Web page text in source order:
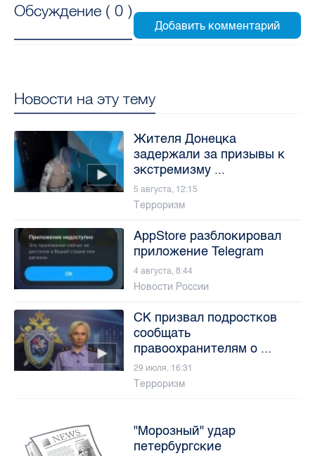
Обсуждение ( 0 )
Новости на эту тему
Жителя Донецка
задержали за призывы к
экстремизму ...
5 августа, 12:15
Терроризм
AppStore разблокировал
приложение Telegram
4 августа, 8:44
Новости России
СК призвал подростков
сообщать
правоохранителям о ...
29 июля, 16:31
Терроризм
"Морозный" удар
петербургские